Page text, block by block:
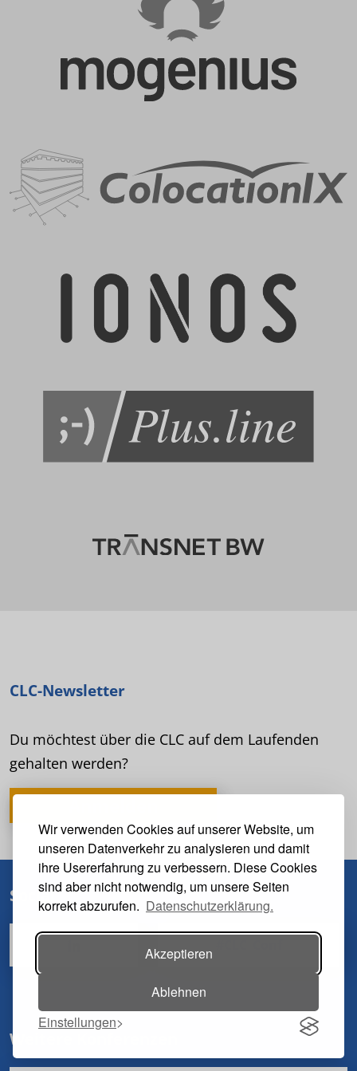
Wir verwenden Cookies auf unserer Website, um
unseren Datenverkehr zu analysieren und damit
ihre Usererfahrung zu verbessern. Diese Cookies
sind aber nicht notwendig, um unsere Seiten
korrekt abzurufen. Datenschutzerklärung.
Akzeptieren
Ablehnen
Einstellungen
CLC-Newsletter
Du möchtest über die CLC auf dem Laufenden
gehalten werden?
Social
Weitere Konferenzen